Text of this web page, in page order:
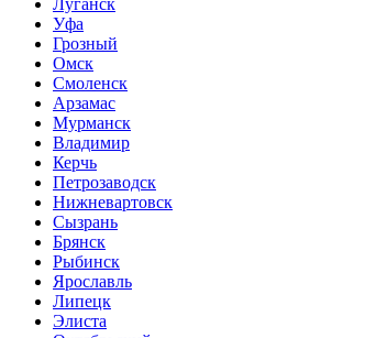
Луганск
Уфа
Грозный
Омск
Смоленск
Арзамас
Мурманск
Владимир
Керчь
Петрозаводск
Нижневартовск
Сызрань
Брянск
Рыбинск
Ярославль
Липецк
Элиста